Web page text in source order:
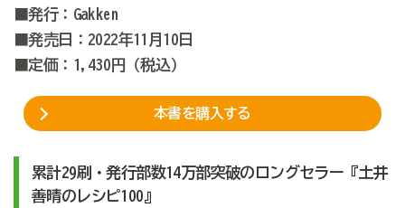
■発行：Gakken
■発売日：2022年11月10日
■定価：1,430円（税込）
本書を購入する
累計29刷・発行部数14万部突破のロングセラー『土井
善晴のレシピ100』